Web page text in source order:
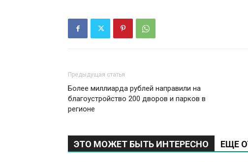
Предыдущая статья
Более миллиарда рублей направили на
благоустройство 200 дворов и парков в
регионе
ЭТО МОЖЕТ БЫТЬ ИНТЕРЕСНО ЕЩЕ